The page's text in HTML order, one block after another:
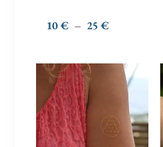
10€ – 25€Plage
prix :
10 €
25 €
choisies
la
page
du
produit
Ce
produit
a
plusieurs